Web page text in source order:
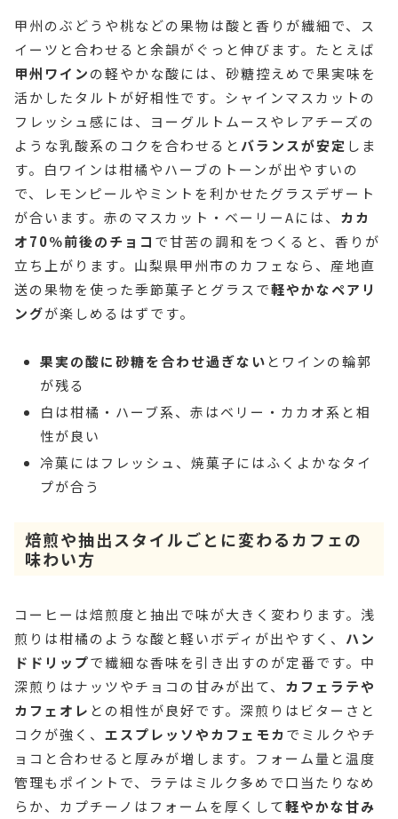
甲州のぶどうや桃などの果物は酸と香りが繊細で、ス
イーツと合わせると余韻がぐっと伸びます。たとえば
甲州ワインの軽やかな酸には、砂糖控えめで果実味を
活かしたタルトが好相性です。シャインマスカットの
フレッシュ感には、ヨーグルトムースやレアチーズの
ような乳酸系のコクを合わせると バランスが安定 しま
す。白ワインは柑橘やハーブのトーンが出やすいの
で、レモンピールやミントを利かせたグラスデザート
が合います。赤のマスカット・ベーリーAには、 カカ
オ70％前後のチョコ で甘苦の調和をつくると、香りが
立ち上がります。山梨県甲州市のカフェなら、産地直
送の果物を使った季節菓子とグラスで軽やかなペアリ
ングが楽しめるはずです。
果実の酸に砂糖を合わせ過ぎない とワインの輪郭
が残る
白は柑橘・ハーブ系、赤はベリー・カカオ系と相
性が良い
冷菓にはフレッシュ、焼菓子にはふくよかなタイ
プが合う
焙煎や抽出スタイルごとに変わるカフェの
味わい方
コーヒーは焙煎度と抽出で味が大きく変わります。浅
煎りは柑橘のような酸と軽いボディが出やすく、 ハン
ドドリップで繊細な香味を引き出すのが定番です。中
深煎りはナッツやチョコの甘みが出て、 カフェラテや
カフェオレ との相性が良好です。深煎りはビターさと
コクが強く、 エスプレッソやカフェモカ でミルクやチ
ョコと合わせると厚みが増します。フォーム量と温度
管理もポイントで、ラテはミルク多めで口当たりなめ
らか、カプチーノはフォームを厚くして軽やかな甘み